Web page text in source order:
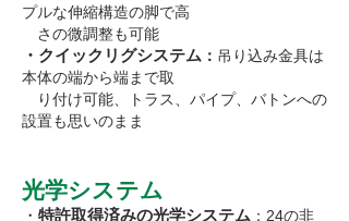
プルな伸縮構造の脚で高
さの微調整も可能
・クイックリグシステム ： 吊り込み金具は
本体の端から端まで取
り付け可能、トラス、パイプ、バトンへの
設置も思いのまま
光学システム
​・ 特許取得済みの光学システム ：24の非